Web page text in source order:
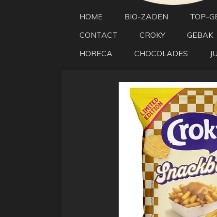
HOME BIO-ZADEN TOP-
CONTACT
CROKY GEBAK
HORECA
CHOCOLADES